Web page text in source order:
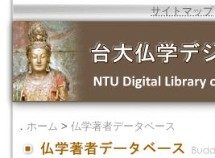
サイトマップ
． ホーム > 仏学著者データベース